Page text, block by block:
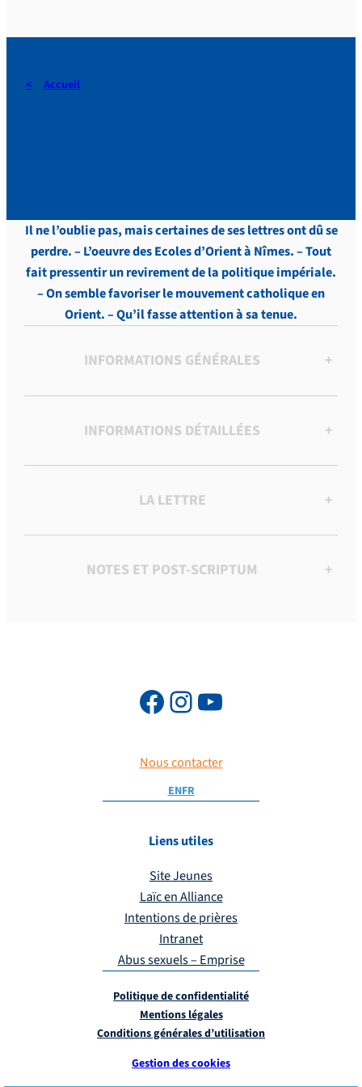
Accueil
Il ne l’oublie pas, mais certaines de ses lettres ont dû se
perdre. – L’oeuvre des Ecoles d’Orient à Nîmes. – Tout
fait pressentir un revirement de la politique impériale.
– On semble favoriser le mouvement catholique en
Orient. – Qu’il fasse attention à sa tenue.
INFORMATIONS GÉNÉRALES +
INFORMATIONS DÉTAILLÉES +
LA LETTRE +
NOTES ET POST-SCRIPTUM +
Nous contacter
ENFR
Liens utiles
Site Jeunes
Laïc en Alliance
Intentions de prières
Intranet
Abus sexuels – Emprise
Politique de confidentialité
Mentions légales
Conditions générales d’utilisation
Gestion des cookies